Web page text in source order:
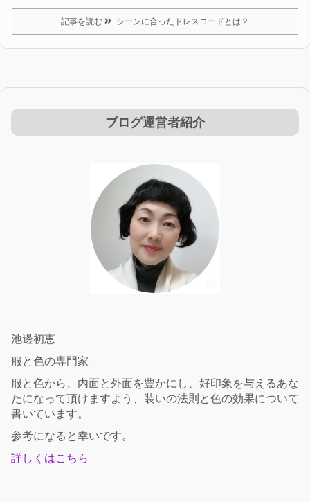
記事を読む シーンに合ったドレスコードとは？
ブログ運営者紹介
池邊初恵
服と色の専門家
服と色から、内面と外面を豊かにし、好印象を与えるあな
たになって頂けますよう、装いの法則と色の効果について
書いています。
参考になると幸いです。
詳しくはこちら